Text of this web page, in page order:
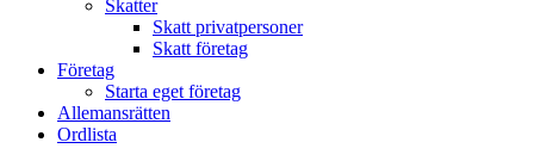
Skatter
Skatt privatpersoner
Skatt företag
Företag
Starta eget företag
Allemansrätten
Ordlista